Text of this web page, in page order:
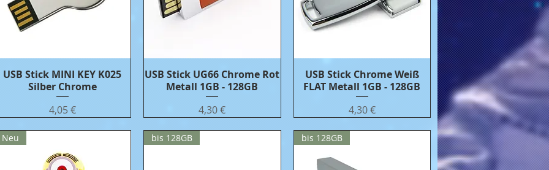
Бърз преглед
USB Stick MINI KEY K025
Silber Chrome
Цена
4,05 €
Бърз преглед
USB Stick UG66 Chrome Rot
Metall 1GB - 128GB
Цена
4,30 €
Бърз преглед
USB Stick Chrome Weiß
FLAT Metall 1GB - 128GB
Цена
4,30 €
Neu bis 128GB bis 128GB